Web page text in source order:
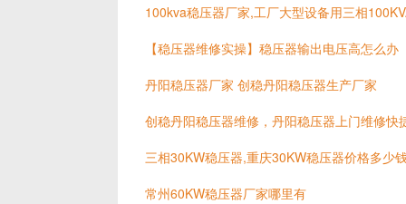
100kva稳压器厂家,工厂大型设备用三相
【稳压器维修实操】稳压器输出电压高怎么办
丹阳稳压器厂家 创稳丹阳稳压器生产厂家
创稳丹阳稳压器维修，丹阳稳压器上门维修快
三相30KW稳压器,重庆30KW稳压器价格多少
常州60KW稳压器厂家哪里有